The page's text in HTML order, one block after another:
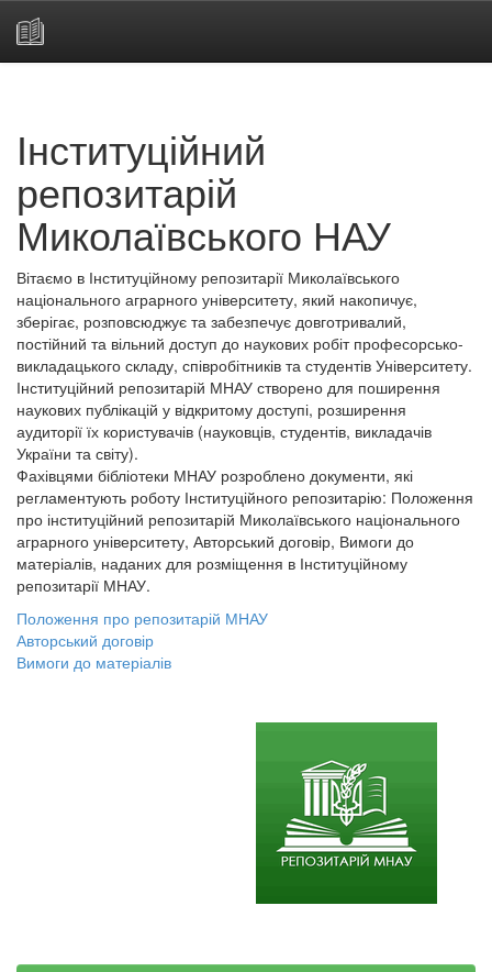
Інституційний
репозитарій
Миколаївського НАУ
Вітаємо в Інституційному репозитарії Миколаївського
національного аграрного університету, який накопичує,
зберігає, розповсюджує та забезпечує довготривалий,
постійний та вільний доступ до наукових робіт професорсько-
викладацького складу, співробітників та студентів Університету.
Інституційний репозитарій МНАУ створено для поширення
наукових публікацій у відкритому доступі, розширення
аудиторії їх користувачів (науковців, студентів, викладачів
України та світу).
Фахівцями бібліотеки МНАУ розроблено документи, які
регламентують роботу Інституційного репозитарію: Положення
про інституційний репозитарій Миколаївського національного
аграрного університету, Авторський договір, Вимоги до
матеріалів, наданих для розміщення в Інституційному
репозитарії МНАУ.
Положення про репозитарій МНАУ
Авторський договір
Вимоги до матеріалів